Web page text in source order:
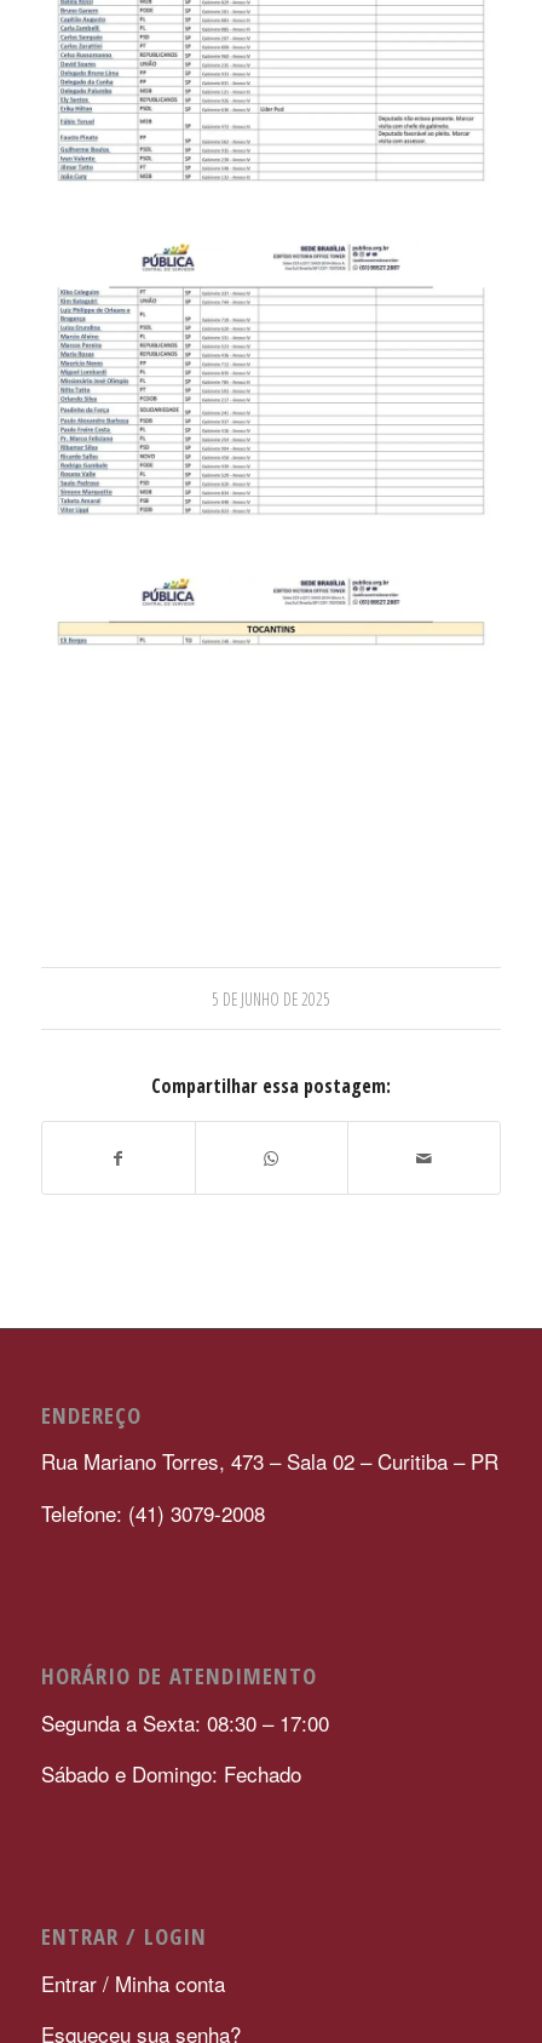
5 DE JUNHO DE 2025
Compartilhar essa postagem:
ENDEREÇO
Rua Mariano Torres, 473 – Sala 02 – Curitiba – PR
Telefone: (41) 3079-2008
HORÁRIO DE ATENDIMENTO
Segunda a Sexta: 08:30 – 17:00
Sábado e Domingo: Fechado
ENTRAR / LOGIN
Entrar / Minha conta
Esqueceu sua senha?